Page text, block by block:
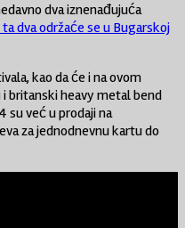
dva iznenađujuća
ta dva održaće se u Bugarskoj
kao da će i na ovom
britanski heavy metal bend
su već u prodaji na
za jednodnevnu kartu do